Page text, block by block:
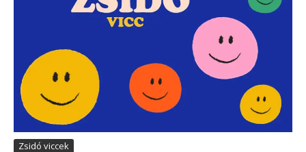
Zsidó viccek